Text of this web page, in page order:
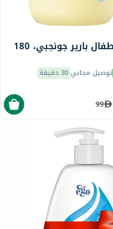
كريم أطفال بارير جونجبي، 180
توصيل مجاني 30 دقيقة
99